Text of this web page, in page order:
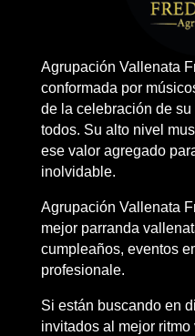
Agrupación Vallenata
conformada por
de la celebración de
todos. Su alto nivel
ese valor agregado
inolvidable.
Agrupación Vallenata
mejor parranda
cumpleaños, eventos
profesionale.
Si están buscando en
invitados al mejor